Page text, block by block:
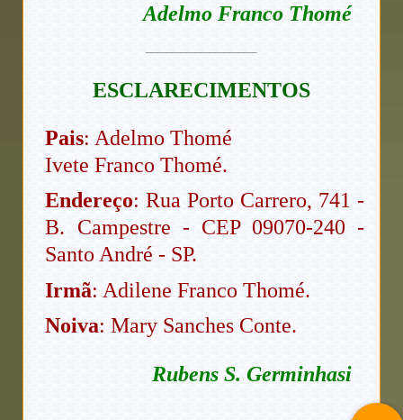
Adelmo Franco Thomé
ESCLARECIMENTOS
Pais: Adelmo Thomé
Ivete Franco Thomé.
Endereço: Rua Porto Carrero, 741 -
B. Campestre - CEP 09070-240 -
Santo André - SP.
Irmã: Adilene Franco Thomé.
Noiva: Mary Sanches Conte.
Rubens S. Germinhasi